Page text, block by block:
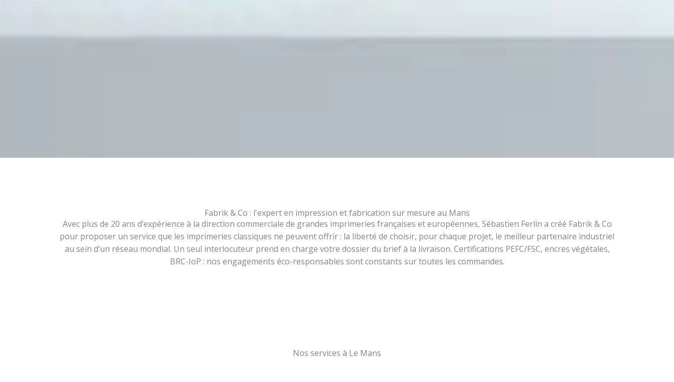
Fabrik & Co : l'expert en impression et fabrication sur mesure au Mans
Avec plus de 20 ans d’expérience à la direction commerciale de grandes imprimeries françaises et européennes, Sébastien Ferlin a créé Fabrik & Co
pour proposer un service que les imprimeries classiques ne peuvent offrir : la liberté de choisir, pour chaque projet, le meilleur partenaire industriel
au sein d’un réseau mondial. Un seul interlocuteur prend en charge votre dossier du brief à la livraison. Certifications PEFC/FSC, encres végétales,
BRC-IoP : nos engagements éco-responsables sont constants sur toutes les commandes.
Nos services à Le Mans